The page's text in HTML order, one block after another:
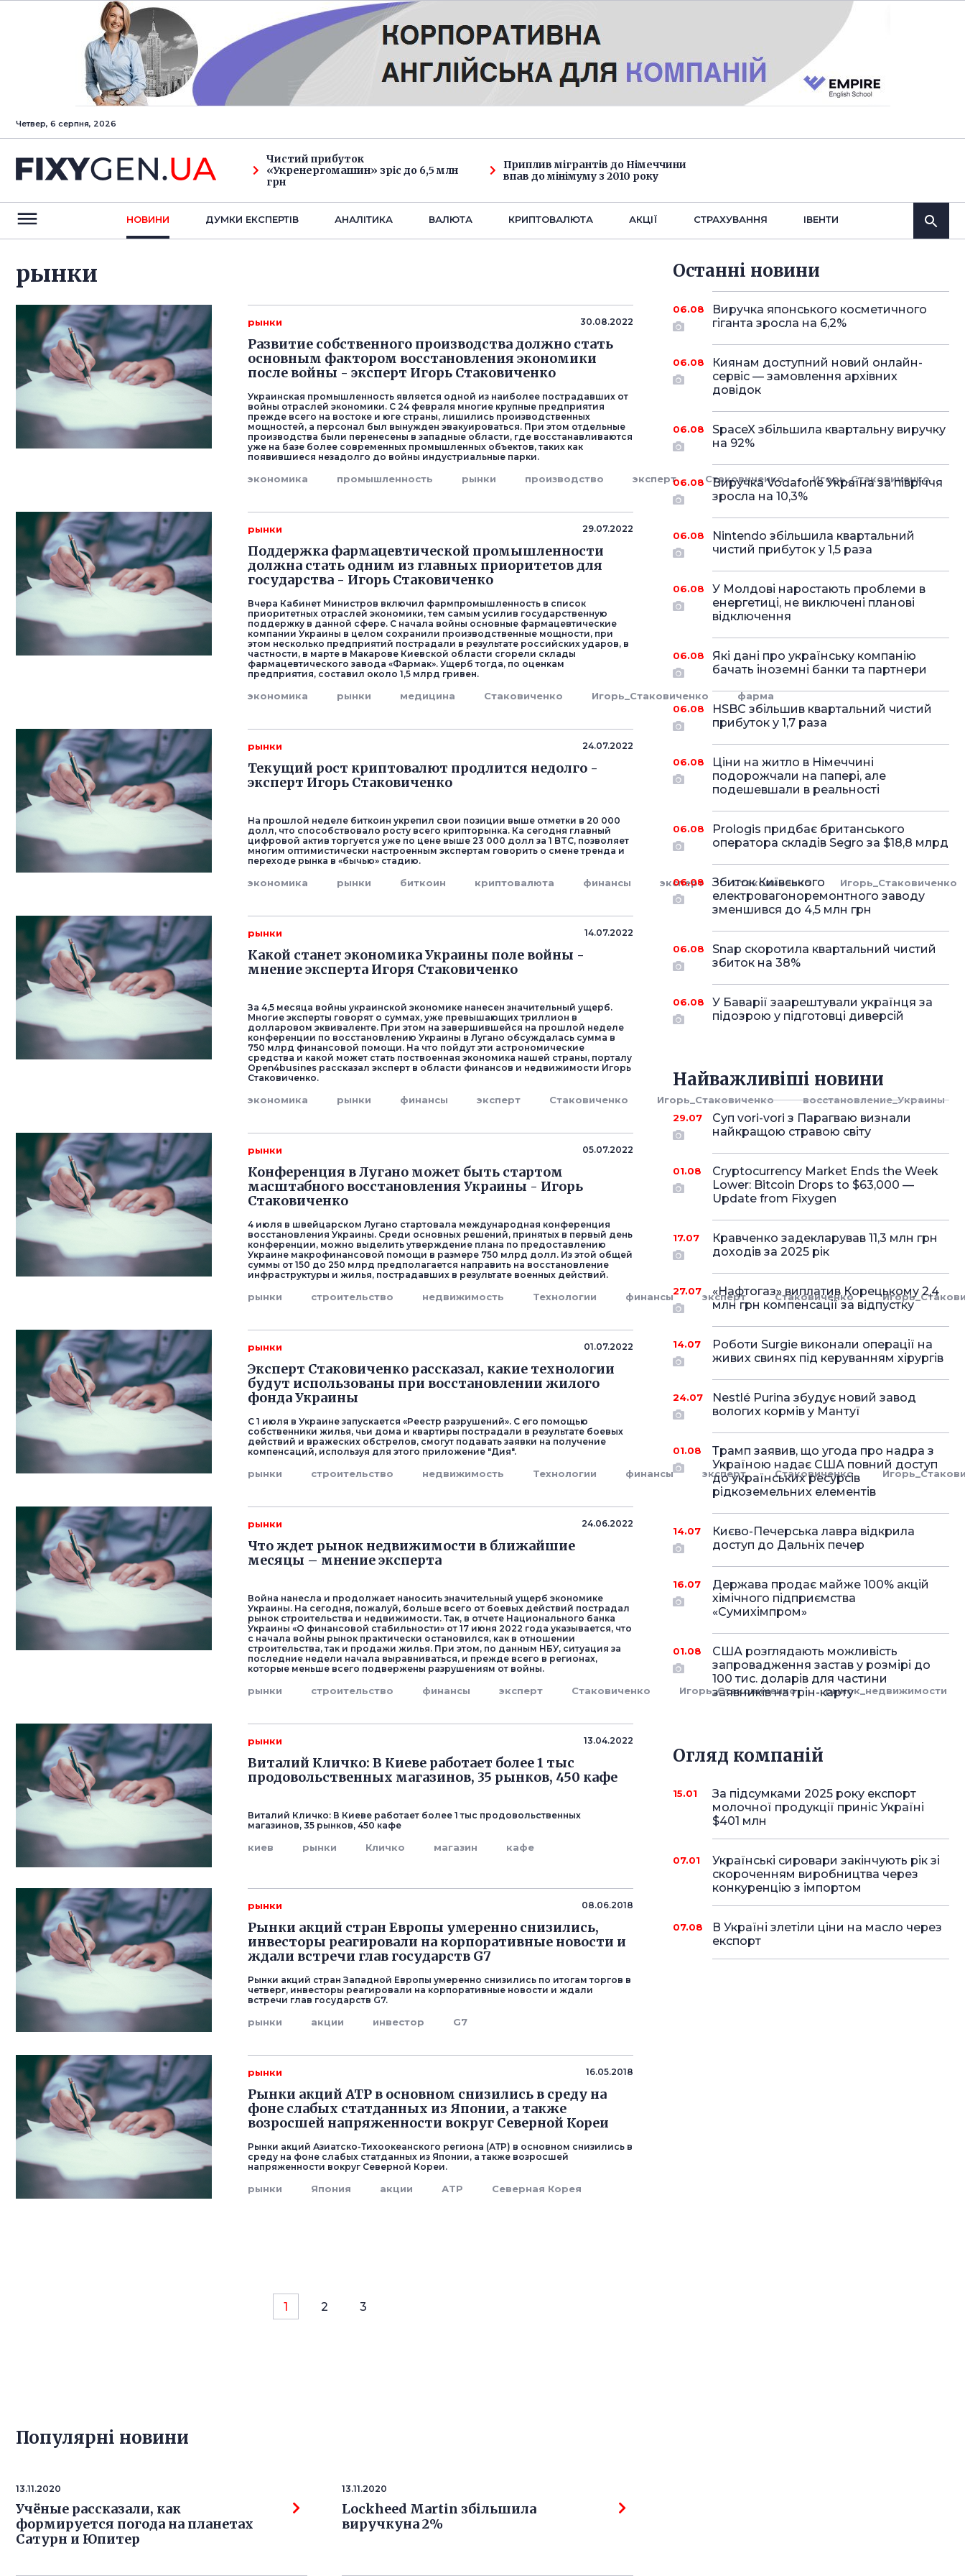
Четвер, 6 серпня, 2026
Чистий прибуток
«Укренергомашин» зріс до 6,5 млн
грн
Приплив мігрантів до Німеччини
впав до мінімуму з 2010 року
НОВИНИ ДУМКИ ЕКСПЕРТIВ АНАЛIТИКА ВАЛЮТА КРИПТОВАЛЮТА АКЦІЇ СТРАХУВАННЯ IВЕНТИ
рынки
рынки 30.08.2022
Развитие собственного производства должно стать
основным фактором восстановления экономики
после войны - эксперт Игорь Стаковиченко
Украинская промышленность является одной из наиболее пострадавших от
войны отраслей экономики. С 24 февраля многие крупные предприятия
прежде всего на востоке и юге страны, лишились производственных
мощностей, а персонал был вынужден эвакуироваться. При этом отдельные
производства были перенесены в западные области, где восстанавливаются
уже на базе более современных промышленных объектов, таких как
появившиеся незадолго до войны индустриальные парки.
экономика промышленность рынки производство эксперт Стаковиченко Игорь_Стаковиченко
рынки 29.07.2022
Поддержка фармацевтической промышленности
должна стать одним из главных приоритетов для
государства - Игорь Стаковиченко
Вчера Кабинет Министров включил фармпромышленность в список
приоритетных отраслей экономики, тем самым усилив государственную
поддержку в данной сфере. С начала войны основные фармацевтические
компании Украины в целом сохранили производственные мощности, при
этом несколько предприятий пострадали в результате российских ударов, в
частности, в марте в Макарове Киевской области сгорели склады
фармацевтического завода «Фармак». Ущерб тогда, по оценкам
предприятия, составил около 1,5 млрд гривен.
экономика рынки медицина Стаковиченко Игорь_Стаковиченко фарма
рынки 24.07.2022
Текущий рост криптовалют продлится недолго -
эксперт Игорь Стаковиченко
На прошлой неделе биткоин укрепил свои позиции выше отметки в 20 000
долл, что способствовало росту всего крипторынка. Ка сегодня главный
цифровой актив торгуется уже по цене выше 23 000 долл за 1 BTC, позволяет
многим оптимистически настроенным экспертам говорить о смене тренда и
переходе рынка в «бычью» стадию.
экономика рынки биткоин криптовалюта финансы эксперт Стаковиченко Игорь_Стаковиченко
рынки 14.07.2022
Какой станет экономика Украины поле войны -
мнение эксперта Игоря Стаковиченко
За 4,5 месяца войны украинской экономике нанесен значительный ущерб.
Многие эксперты говорят о суммах, уже превышающих триллион в
долларовом эквиваленте. При этом на завершившейся на прошлой неделе
конференции по восстановлению Украины в Лугано обсуждалась сумма в
750 млрд финансовой помощи. На что пойдут эти астрономические
средства и какой может стать поствоенная экономика нашей страны, порталу
Open4busines рассказал эксперт в области финансов и недвижимости Игорь
Стаковиченко.
экономика рынки финансы эксперт Стаковиченко Игорь_Стаковиченко восстановление_Украины
рынки 05.07.2022
Конференция в Лугано может быть стартом
масштабного восстановления Украины - Игорь
Стаковиченко
4 июля в швейцарском Лугано стартовала международная конференция
восстановления Украины. Среди основных решений, принятых в первый день
конференции, можно выделить утверждение плана по предоставлению
Украине макрофинансовой помощи в размере 750 млрд долл. Из этой общей
суммы от 150 до 250 млрд предполагается направить на восстановление
инфраструктуры и жилья, пострадавших в результате военных действий.
рынки строительство недвижимость Технологии финансы эксперт Стаковиченко
рынки 01.07.2022
Эксперт Стаковиченко рассказал, какие технологии
будут использованы при восстановлении жилого
фонда Украины
С 1 июля в Украине запускается «Реестр разрушений». С его помощью
собственники жилья, чьи дома и квартиры пострадали в результате боевых
действий и вражеских обстрелов, смогут подавать заявки на получение
компенсаций, используя для этого приложение "Дия".
рынки строительство недвижимость Технологии финансы эксперт Стаковиченко
рынки 24.06.2022
Что ждет рынок недвижимости в ближайшие
месяцы – мнение эксперта
Война нанесла и продолжает наносить значительный ущерб экономике
Украины. На сегодня, пожалуй, больше всего от боевых действий пострадал
рынок строительства и недвижимости. Так, в отчете Национального банка
Украины «О финансовой стабильности» от 17 июня 2022 года указывается, что
с начала войны рынок практически остановился, как в отношении
строительства, так и продажи жилья. При этом, по данным НБУ, ситуация за
последние недели начала выравниваться, и прежде всего в регионах,
которые меньше всего подвержены разрушениям от войны.
рынки строительство финансы эксперт Стаковиченко Игорь_Стаковиченко рынок_недвижимости
рынки 13.04.2022
Виталий Кличко: В Киеве работает более 1 тыс
продовольственных магазинов, 35 рынков, 450 кафе
Виталий Кличко: В Киеве работает более 1 тыс продовольственных
магазинов, 35 рынков, 450 кафе
киев рынки Кличко магазин кафе
рынки 08.06.2018
Рынки акций стран Европы умеренно снизились,
инвесторы реагировали на корпоративные новости и
ждали встречи глав государств G7
Рынки акций стран Западной Европы умеренно снизились по итогам торгов в
четверг, инвесторы реагировали на корпоративные новости и ждали
встречи глав государств G7.
рынки акции инвестор G7
рынки 16.05.2018
Рынки акций АТР в основном снизились в среду на
фоне слабых статданных из Японии, а также
возросшей напряженности вокруг Северной Кореи
Рынки акций Азиатско-Тихоокеанского региона (АТР) в основном снизились в
среду на фоне слабых статданных из Японии, а также возросшей
напряженности вокруг Северной Кореи.
рынки Япония акции АТР Северная Корея
1 2 3
Популярнi новини
13.11.2020
Учёные рассказали, как
формируется погода на планетах
Сатурн и Юпитер
13.11.2020
Lockheed Martin збільшила
виручкуна 2%
Останнi новини
06.08
Виручка японського косметичного
гіганта зросла на 6,2%
06.08
Киянам доступний новий онлайн-
сервіс — замовлення архівних
довідок
06.08
SpaceX збільшила квартальну виручку
на 92%
06.08
Виручка Vodafone Україна за півріччя
зросла на 10,3%
06.08
Nintendo збільшила квартальний
чистий прибуток у 1,5 раза
06.08
У Молдові наростають проблеми в
енергетиці, не виключені планові
відключення
06.08
Які дані про українську компанію
бачать іноземні банки та партнери
06.08
HSBC збільшив квартальний чистий
прибуток у 1,7 раза
06.08
Ціни на житло в Німеччині
подорожчали на папері, але
подешевшали в реальності
06.08
Prologis придбає британського
оператора складів Segro за $18,8 млрд
06.08
Збиток Київського
електровагоноремонтного заводу
зменшився до 4,5 млн грн
06.08
Snap скоротила квартальний чистий
збиток на 38%
06.08
У Баварії заарештували українця за
підозрою у підготовці диверсій
Найважливіші новини
29.07
Суп vori-vori з Парагваю визнали
найкращою стравою світу
01.08
Cryptocurrency Market Ends the Week
Lower: Bitcoin Drops to $63,000 —
Update from Fixygen
17.07
Кравченко задекларував 11,3 млн грн
доходів за 2025 рік
27.07
«Нафтогаз» виплатив Корецькому 2,4
млн грн компенсації за відпустку
14.07
Роботи Surgie виконали операції на
живих свинях під керуванням хірургів
24.07
Nestlé Purina збудує новий завод
вологих кормів у Мантуї
01.08
Трамп заявив, що угода про надра з
Україною надає США повний доступ
до українських ресурсів
рідкоземельних елементів
14.07
Києво-Печерська лавра відкрила
доступ до Дальніх печер
16.07
Держава продає майже 100% акцій
хімічного підприємства
«Сумихімпром»
01.08
США розглядають можливість
запровадження застав у розмірі до
100 тис. доларів для частини
заявників на грін-карту
Огляд компаній
15.01
За підсумками 2025 року експорт
молочної продукції приніс Україні
$401 млн
07.01
Українські сировари закінчують рік зі
скороченням виробництва через
конкуренцію з імпортом
07.08
В Україні злетіли ціни на масло через
експорт